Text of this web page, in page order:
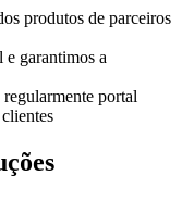
produtos de parceiros
e garantimos a
portal